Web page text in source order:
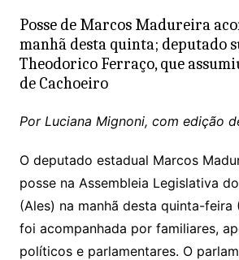
at
s
A
p
p
c
e
b
o
o
k
itt
er
ai
l
Posse de Marcos Madureira
manhã desta quinta; deputado
Theodorico Ferraço, que
de Cachoeiro
Por Luciana Mignoni, com edição
O deputado estadual Marcos
posse na Assembleia Legislativa
(Ales) na manhã desta quinta-feira
foi acompanhada por familiares,
políticos e parlamentares. O